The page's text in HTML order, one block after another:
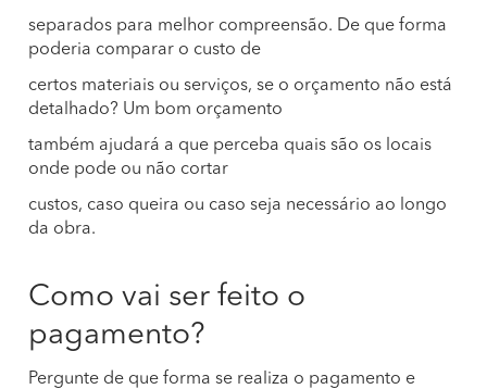
separados para melhor compreensão. De que forma
poderia comparar o custo de
certos materiais ou serviços, se o orçamento não está
detalhado? Um bom orçamento
também ajudará a que perceba quais são os locais
onde pode ou não cortar
custos, caso queira ou caso seja necessário ao longo
da obra.
Como vai ser feito o
pagamento?
Pergunte de que forma se realiza o pagamento e